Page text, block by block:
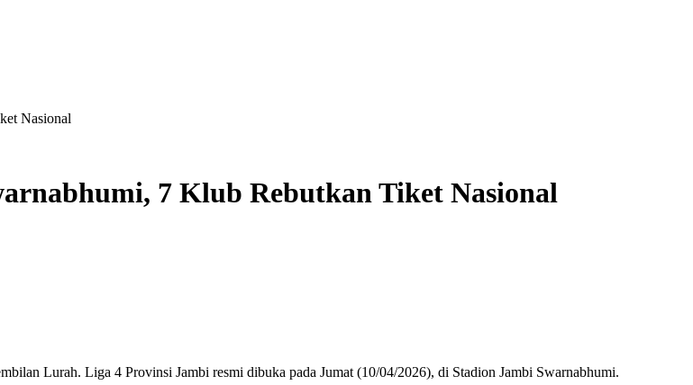
Nasional
7 Klub Rebutkan Tiket Nasional
Lurah. Liga 4 Provinsi Jambi resmi dibuka pada Jumat (10/04/2026), di Stadion Jambi Swarnabhumi.